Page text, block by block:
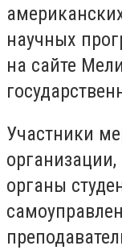
научных
на сайте
Участники
органы